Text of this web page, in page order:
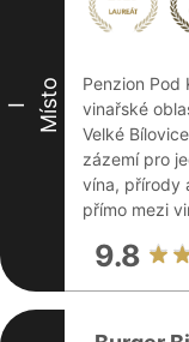
I Místo
Penzion Pod
vinařské
Velké
zázemí pro
vína, přírody
přímo mezi
9.8